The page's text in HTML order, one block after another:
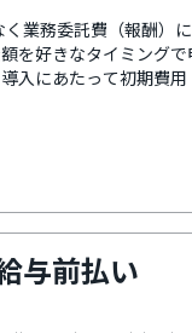
業務委託費（報酬）
を好きなタイミング
入にあたって初期費
接払いのどちらにも
与前払い